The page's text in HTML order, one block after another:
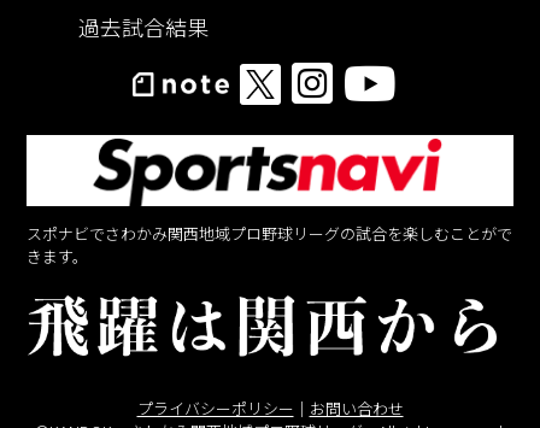
過去試合結果
スポナビでさわかみ関西地域プロ野球リーグの試合を楽しむことがで
きます。
プライバシーポリシー ｜ お問い合わせ